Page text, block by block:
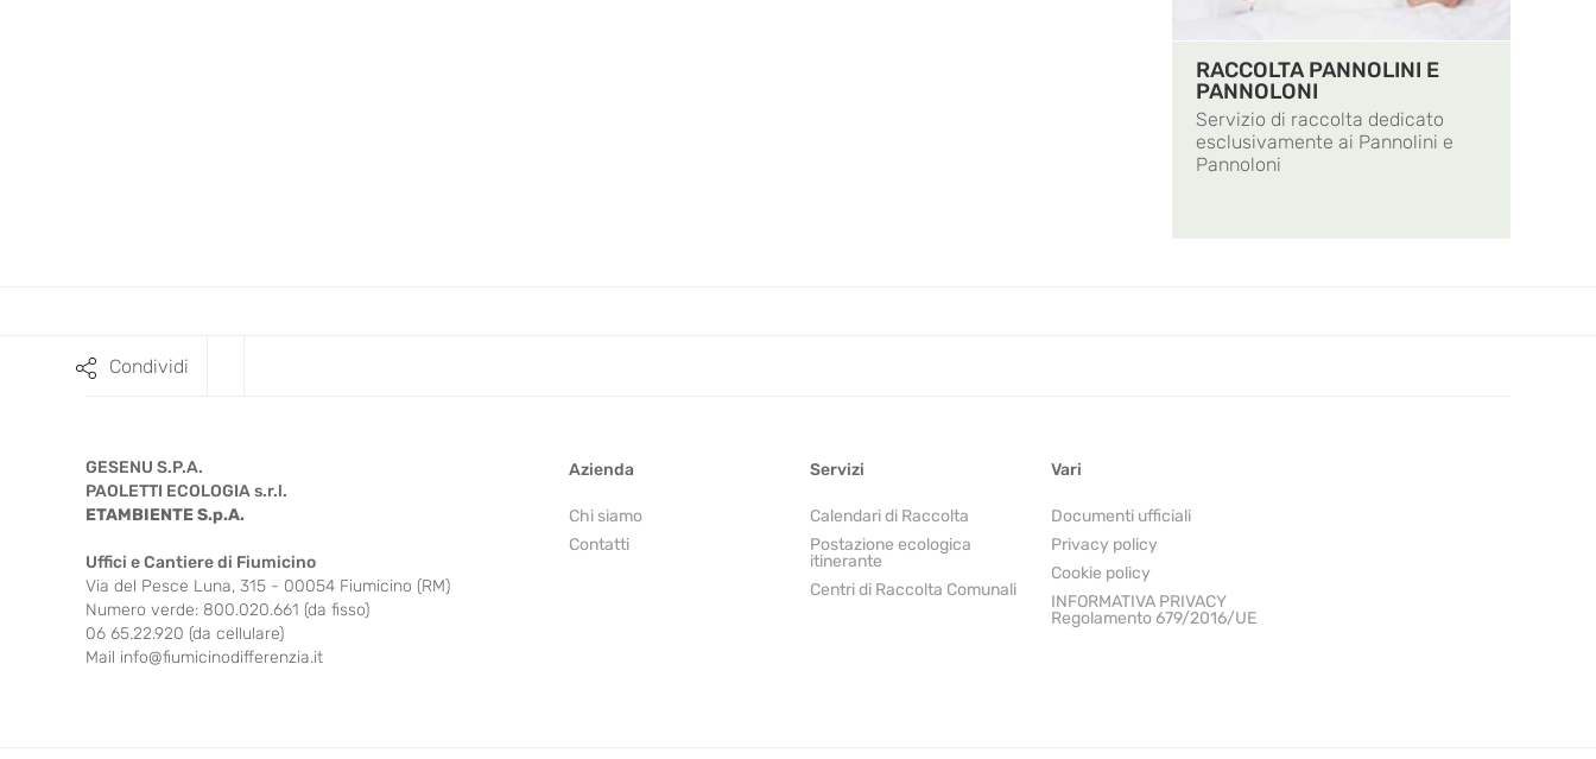
RACCOLTA PANNOLINI E
PANNOLONI
Servizio di raccolta dedicato
esclusivamente ai Pannolini e
Pannoloni
Condividi
GESENU S.P.A.
PAOLETTI ECOLOGIA s.r.l.
ETAMBIENTE S.p.A.
Uffici e Cantiere di Fiumicino
Via del Pesce Luna, 315 - 00054 Fiumicino (RM)
Numero verde: 800.020.661 (da fisso)
06 65.22.920 (da cellulare)
Mail info@fiumicinodifferenzia.it
Azienda
Chi siamo
Contatti
Servizi
Calendari di Raccolta
Postazione ecologica
itinerante
Centri di Raccolta Comunali
Vari
Documenti ufficiali
Privacy policy
Cookie policy
INFORMATIVA PRIVACY
Regolamento 679/2016/UE